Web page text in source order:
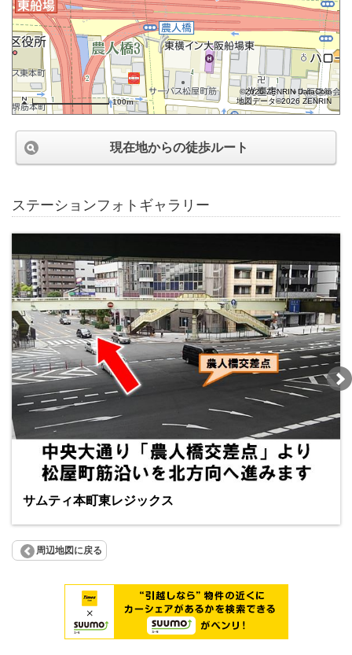
100m
©2026 ZENRIN DataCom
地図データ©2026 ZENRIN
現在地からの徒歩ルート
ステーションフォトギャラリー
サムティ本町東レジックス
周辺地図に戻る